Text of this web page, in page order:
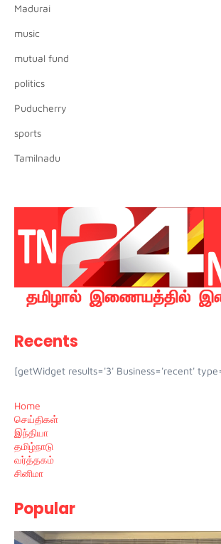
Madurai
music
mutual fund
politics
Puducherry
sports
Tamilnadu
Recents
[getWidget results='3' Business='recent'
Home
செய்திகள்
இந்தியா
தமிழ்நாடு
வர்த்தகம்
சினிமா
Popular